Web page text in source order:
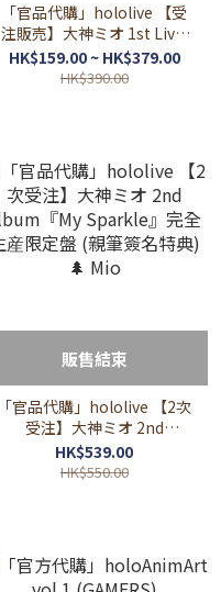
「官品代購」hololive 【受
注販売】大神ミオ 1st Live.
「Our Sparkle」ライブグッ
ズ 演唱會周邊🌲Mio
HK$159.00 ~ HK$379.00
HK$390.00
販售結束
「官品代購」hololive 【2次
受注】大神ミオ 2nd
Album『My Sparkle』完全
生産限定盤 (親筆簽名特典)
HK$539.00
HK$550.00